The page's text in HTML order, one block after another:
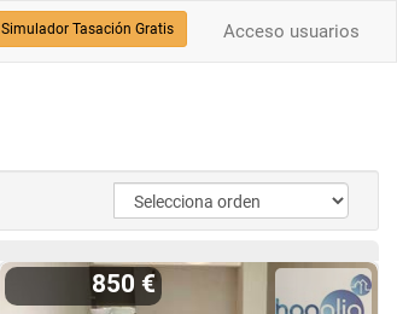
Acceso usuarios
Simulador Tasación Gratis
850 €